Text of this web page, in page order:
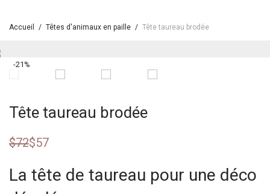
Accueil / Têtes d'animaux en paille / Tête taureau brodée
-21 %
Tête taureau brodée
$72$57
La tête de taureau pour une déco